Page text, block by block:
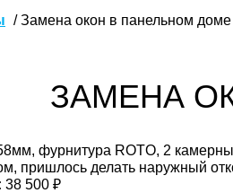
Замена окон в панельном
ЗАМЕНА
фурнитура ROTO, 2
пришлось делать наружный
38 500 ₽